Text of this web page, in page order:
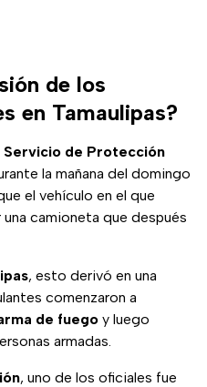
de los
en Tamaulipas?
Servicio de Protección
la mañana del domingo
el vehículo en el que
camioneta que después
, esto derivó en una
comenzaron a
de fuego y luego
armadas.
, uno de los oficiales fue